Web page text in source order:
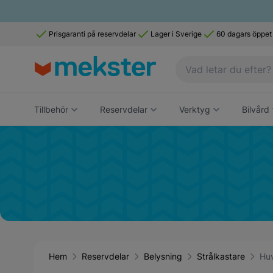
Prisgaranti på reservdelar Lager i Sverige 60 dagars
Tillbehör Reservdelar Verktyg Bilvård
Hem Reservdelar Belysning Strålkastare